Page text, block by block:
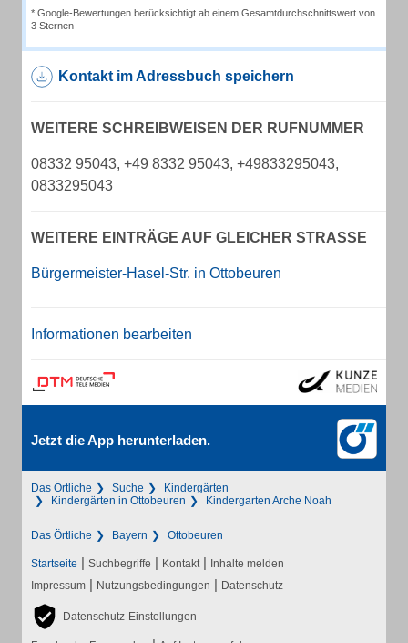
* Google-Bewertungen berücksichtigt ab einem Gesamtdurchschnittswert von
3 Sternen
Kontakt im Adressbuch speichern
WEITERE SCHREIBWEISEN DER RUFNUMMER
08332 95043, +49 8332 95043, +49833295043,
0833295043
WEITERE EINTRÄGE AUF GLEICHER STRASSE
Bürgermeister-Hasel-Str. in Ottobeuren
Informationen bearbeiten
Jetzt die App herunterladen.
Das Örtliche Suche
Kindergärten
Kindergärten in Ottobeuren
Kindergarten Arche Noah
Das Örtliche Bayern Ottobeuren
Startseite | Suchbegriffe | Kontakt | Inhalte melden
Impressum | Nutzungsbedingungen | Datenschutz
Datenschutz-Einstellungen